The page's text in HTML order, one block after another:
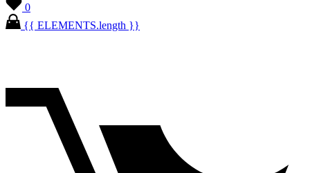
0
{{ ELEMENTS.length }}